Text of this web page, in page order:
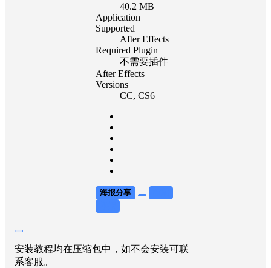
40.2 MB
Application
Supported
After Effects
Required Plugin
不需要插件
After Effects
Versions
CC, CS6
海报分享
安装教程均在压缩包中，如不会安装可联
系客服。